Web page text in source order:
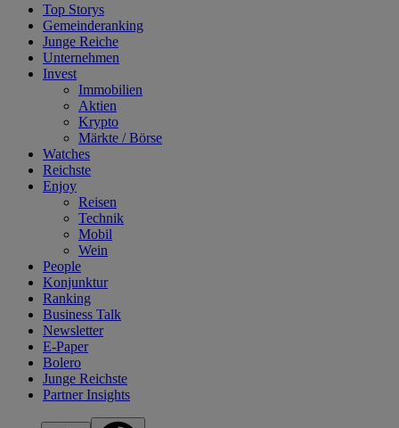
Top Storys
Gemeinderanking
Junge Reiche
Unternehmen
Invest
Immobilien
Aktien
Krypto
Märkte / Börse
Watches
Reichste
Enjoy
Reisen
Technik
Mobil
Wein
People
Konjunktur
Ranking
Business Talk
Newsletter
E-Paper
Bolero
Junge Reichste
Partner Insights